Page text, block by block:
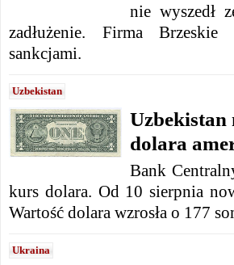
nie wyszedł
zadłużenie. Firma
sankcjami.
Uzbekistan
Uzbekistan
dolara
Bank
kurs dolara. Od 10 sierpnia
Wartość dolara wzrosła o 177
Ukraina